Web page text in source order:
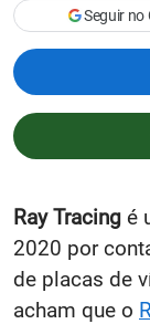
Seguir no
Ray Tracing é
2020 por
de placas de
acham que o